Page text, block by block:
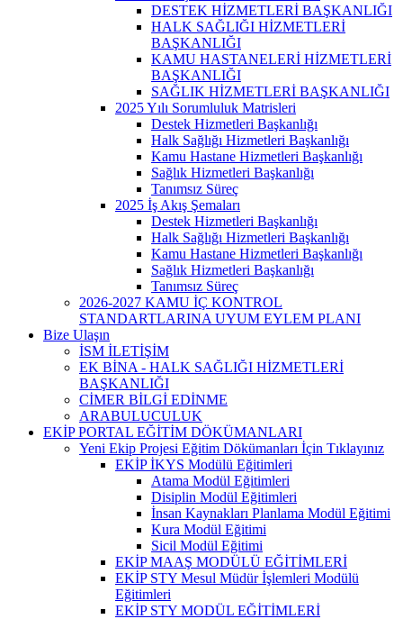
DESTEK HİZMETLERİ BAŞKANLIĞI
HALK SAĞLIĞI HİZMETLERİ
BAŞKANLIĞI
KAMU HASTANELERİ HİZMETLERİ
BAŞKANLIĞI
SAĞLIK HİZMETLERİ BAŞKANLIĞI
2025 Yılı Sorumluluk Matrisleri
Destek Hizmetleri Başkanlığı
Halk Sağlığı Hizmetleri Başkanlığı
Kamu Hastane Hizmetleri Başkanlığı
Sağlık Hizmetleri Başkanlığı
Tanımsız Süreç
2025 İş Akış Şemaları
Destek Hizmetleri Başkanlığı
Halk Sağlığı Hizmetleri Başkanlığı
Kamu Hastane Hizmetleri Başkanlığı
Sağlık Hizmetleri Başkanlığı
Tanımsız Süreç
2026-2027 KAMU İÇ KONTROL
STANDARTLARINA UYUM EYLEM PLANI
Bize Ulaşın
İSM İLETİŞİM
EK BİNA - HALK SAĞLIĞI HİZMETLERİ
BAŞKANLIĞI
CİMER BİLGİ EDİNME
ARABULUCULUK
EKİP PORTAL EĞİTİM DÖKÜMANLARI
Yeni Ekip Projesi Eğitim Dökümanları İçin Tıklayınız
EKİP İKYS Modülü Eğitimleri
Atama Modül Eğitimleri
Disiplin Modül Eğitimleri
İnsan Kaynakları Planlama Modül Eğitimi
Kura Modül Eğitimi
Sicil Modül Eğitimi
EKİP MAAŞ MODÜLÜ EĞİTİMLERİ
EKİP STY Mesul Müdür İşlemleri Modülü
Eğitimleri
EKİP STY MODÜL EĞİTİMLERİ